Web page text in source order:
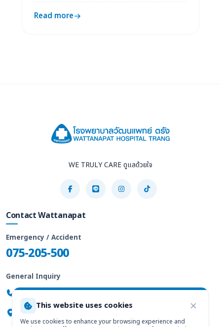
Read more
WE TRULY CARE ดูแลด้วยใจ
Contact Wattanapat
Emergency / Accident
075-205-500
General Inquiry
075-205-555
247/2 Phattalung Rd., Trang 92000
This website uses cookies
We use cookies to enhance your browsing experience and